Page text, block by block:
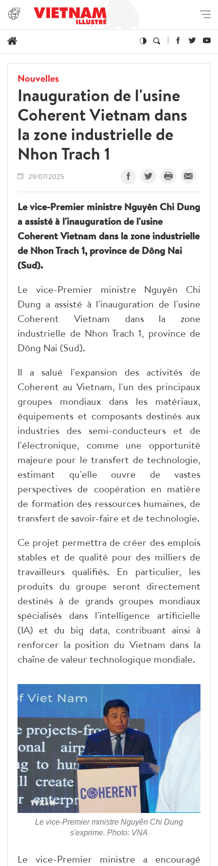
Nouvelles
Inauguration de l'usine
Coherent Vietnam dans
la zone industrielle de
Nhon Trach 1
29/07/2025
Le vice-Premier ministre Nguyên Chi Dung
a assisté à l'inauguration de l'usine
Coherent Vietnam dans la zone industrielle
de Nhon Trach 1, province de Dông Nai
(Sud).
Le vice-Premier ministre Nguyên Chi
Dung a assisté à l'inauguration de l'usine
Coherent Vietnam dans la zone
industrielle de Nhon Trach 1, province de
Dông Nai (Sud).
Il a salué l'expansion des activités de
Coherent au Vietnam, l'un des principaux
groupes mondiaux dans les matériaux,
équipements et composants destinés aux
industries des semi-conducteurs et de
l'électronique, comme une opportunité
majeure pour le transfert de technologie,
estimant qu'elle ouvre de vastes
perspectives de coopération en matière
de formation des ressources humaines, de
transfert de savoir-faire et de technologie.
Ce projet permettra de créer des emplois
stables et de qualité pour des milliers de
travailleurs qualifiés. En particulier, les
produits du groupe seront directement
destinés à de grands groupes mondiaux
spécialisés dans l'intelligence artificielle
(IA) et du big data, contribuant ainsi à
renforcer la position du Vietnam dans la
chaîne de valeur technologique mondiale.
Le vice-Premier ministre Nguyên Chi Dung
s'exprime. Photo: VNA
Le vice-Premier ministre a encouragé